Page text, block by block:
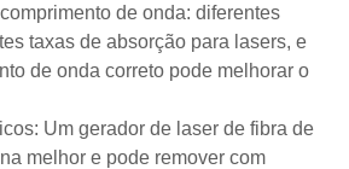
de onda: diferentes
taxas de absorção para lasers, e
de onda correto pode melhorar o
Um gerador de laser de fibra de
melhor e pode remover com